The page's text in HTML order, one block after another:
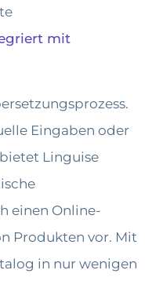
mit
Eingaben oder
Linguise
einen Online-
Produkten vor. Mit
in nur wenigen